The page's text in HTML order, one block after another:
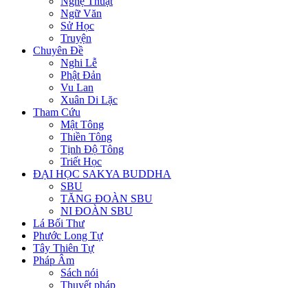
Ngữ Văn
Sử Học
Truyện
Chuyên Đề
Nghi Lễ
Phật Đản
Vu Lan
Xuân Di Lặc
Tham Cứu
Mật Tông
Thiền Tông
Tịnh Độ Tông
Triết Học
ĐẠI HỌC SAKYA BUDDHA
SBU
TĂNG ĐOÀN SBU
NI ĐOÀN SBU
Lá Bối Thư
Phước Long Tự
Tây Thiên Tự
Pháp Âm
Sách nói
Thuyết pháp